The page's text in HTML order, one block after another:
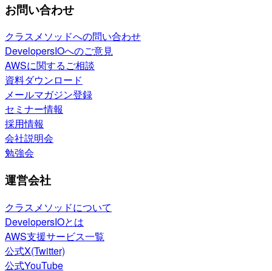
お問い合わせ
クラスメソッドへの問い合わせ
DevelopersIOへのご意見
AWSに関するご相談
資料ダウンロード
メールマガジン登録
セミナー情報
採用情報
会社説明会
勉強会
運営会社
クラスメソッドについて
DevelopersIOとは
AWS支援サービス一覧
公式X(Twitter)
公式YouTube